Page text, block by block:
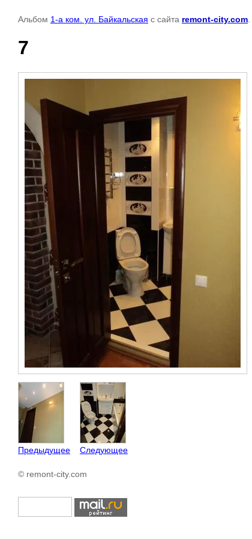
Альбом 1-а ком. ул. Байкальская с сайта remont-city.com
7
Предыдущее Следующее
© remont-city.com